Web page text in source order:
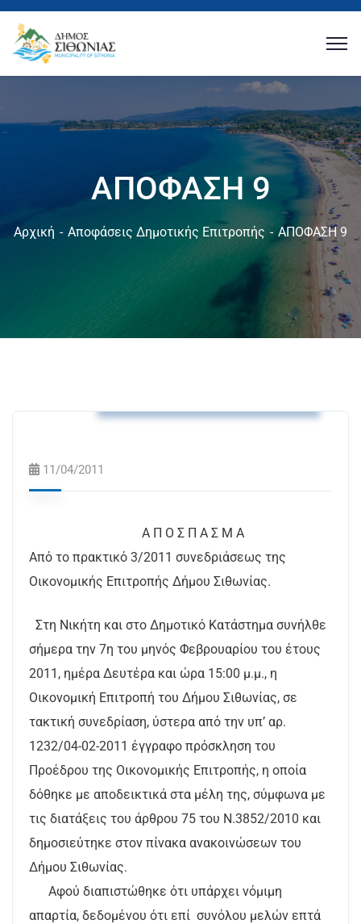
ΑΠΟΦΑΣΗ 9
Αρχική Αποφάσεις Δημοτικής Επιτροπής ΑΠΟΦΑΣΗ 9
11/04/2011
A Π Ο Σ Π Α Σ Μ Α
Από το πρακτικό 3/2011 συνεδριάσεως της
Οικονομικής Επιτροπής Δήμου Σιθωνίας.
Στη Νικήτη και στο Δημοτικό Κατάστημα συνήλθε
σήμερα την 7η του μηνός Φεβρουαρίου του έτους
2011, ημέρα Δευτέρα και ώρα 15:00 μ.μ., η
Οικονομική Επιτροπή του Δήμου Σιθωνίας, σε
τακτική συνεδρίαση, ύστερα από την υπ’ αρ.
1232/04-02-2011 έγγραφο πρόσκληση του
Προέδρου της Οικονομικής Επιτροπής, η οποία
δόθηκε με αποδεικτικά στα μέλη της, σύμφωνα με
τις διατάξεις του άρθρου 75 του Ν.3852/2010 και
δημοσιεύτηκε στον πίνακα ανακοινώσεων του
Δήμου Σιθωνίας.
Αφού διαπιστώθηκε ότι υπάρχει νόμιμη
απαρτία, δεδομένου ότι επί συνόλου μελών επτά